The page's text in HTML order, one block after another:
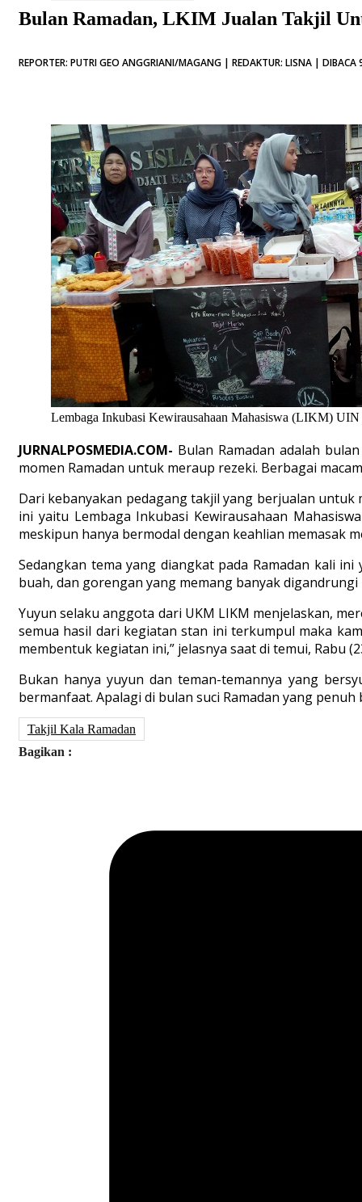
Bulan Ramadan, LKIM Jualan Takjil
REPORTER: PUTRI GEO ANGGRIANI/MAGANG | REDAKTUR: LISNA | DIBACA
Lembaga Inkubasi Kewirausahaan Mahasiswa (LIKM)
JURNALPOSMEDIA.COM- Bulan Ramadan adalah
momen Ramadan untuk meraup rezeki. Berbagai
Dari kebanyakan pedagang takjil yang berjualan
ini yaitu Lembaga Inkubasi Kewirausahaan
meskipun hanya bermodal dengan keahlian memasak
Sedangkan tema yang diangkat pada Ramadan kali
buah, dan gorengan yang memang banyak digandrungi
Yuyun selaku anggota dari UKM LIKM menjelaskan,
semua hasil dari kegiatan stan ini terkumpul maka
membentuk kegiatan ini,” jelasnya saat di temui, Rabu
Bukan hanya yuyun dan teman-temannya yang
bermanfaat. Apalagi di bulan suci Ramadan yang
Takjil Kala Ramadan
Bagikan :